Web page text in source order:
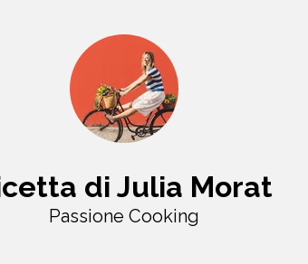
di Julia Morat
Passione Cooking